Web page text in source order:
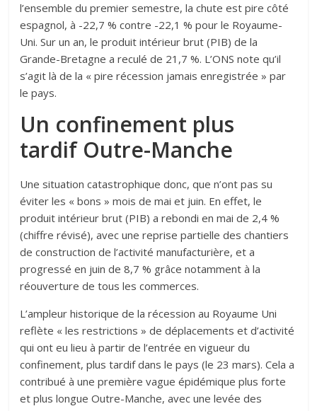
l’ensemble du premier semestre, la chute est pire côté
espagnol, à -22,7 % contre -22,1 % pour le Royaume-
Uni. Sur un an, le produit intérieur brut (PIB) de la
Grande-Bretagne a reculé de 21,7 %. L’ONS note qu’il
s’agit là de la « pire récession jamais enregistrée » par
le pays.
Un confinement plus
tardif Outre-Manche
Une situation catastrophique donc, que n’ont pas su
éviter les « bons » mois de mai et juin. En effet, le
produit intérieur brut (PIB) a rebondi en mai de 2,4 %
(chiffre révisé), avec une reprise partielle des chantiers
de construction de l’activité manufacturière, et a
progressé en juin de 8,7 % grâce notamment à la
réouverture de tous les commerces.
L’ampleur historique de la récession au Royaume Uni
reflète « les restrictions » de déplacements et d’activité
qui ont eu lieu à partir de l’entrée en vigueur du
confinement, plus tardif dans le pays (le 23 mars). Cela a
contribué à une première vague épidémique plus forte
et plus longue Outre-Manche, avec une levée des